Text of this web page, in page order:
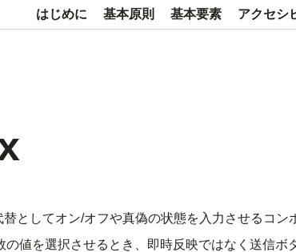
はじめに 基本原則 基本要素 アクセシ
替としてオン/オフや真偽の状態を入力させるコン
の値を選択させるとき、即時反映ではなく送信ボ